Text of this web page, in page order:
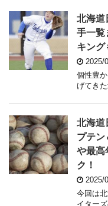
北海道
手一覧
キング
2025/
個性豊
げてき
北海道
プテン
や最高
ク！
2025/
今回は
イター